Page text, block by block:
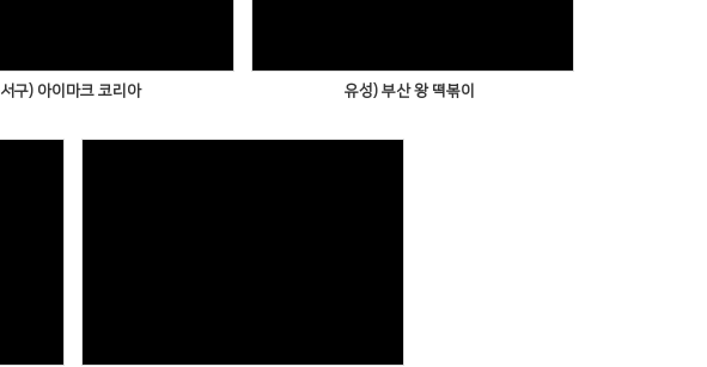
서구) 아이마크 코리아 유성) 부산 왕 떡볶이